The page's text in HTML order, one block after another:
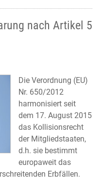
nach Artikel 5
Die Verordnung (EU)
Nr. 650/2012
harmonisiert seit
dem 17. August 2015
das Kollisionsrecht
der Mitgliedstaaten,
d.h. sie bestimmt
europaweit das
Erbfällen.